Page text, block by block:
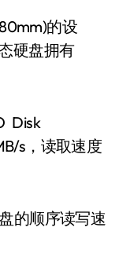
的设
硬盘拥有
Disk
s，读取速度
的顺序读写速